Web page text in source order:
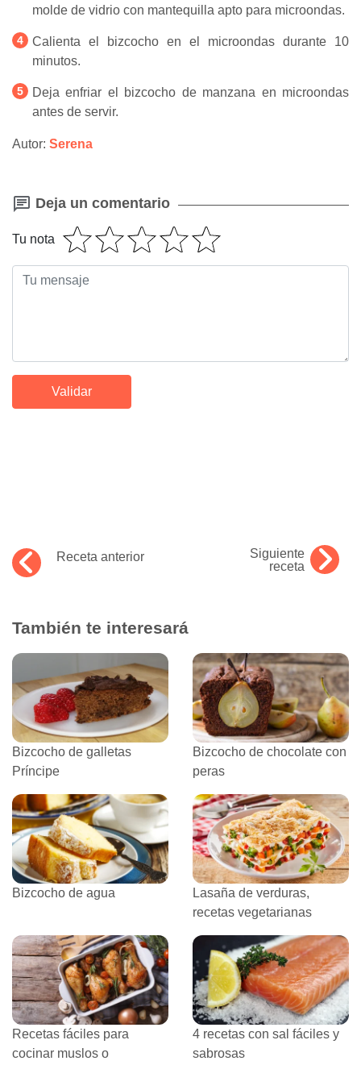
molde de vidrio con mantequilla apto para microondas.
Calienta el bizcocho en el microondas durante 10
minutos.
Deja enfriar el bizcocho de manzana en microondas
antes de servir.
Autor: Serena
Deja un comentario
Tu nota
Receta anterior
Siguiente
receta
También te interesará
Bizcocho de galletas
Príncipe
Bizcocho de chocolate con
peras
Bizcocho de agua
Lasaña de verduras,
recetas vegetarianas
Recetas fáciles para
cocinar muslos o
4 recetas con sal fáciles y
sabrosas